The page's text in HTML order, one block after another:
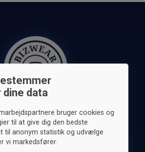
Tilbehør
dine data
bruger cookies og
til at give dig den bedste
til anonym statistik og udvælge
vi markedsfører.